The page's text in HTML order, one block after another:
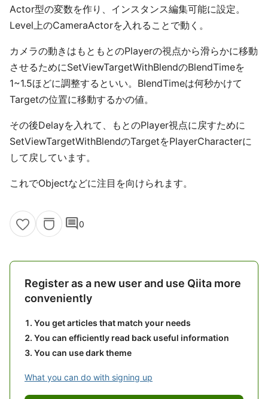
Actor型の変数を作り、インスタンス編集可能に設定。
Level上のCameraActorを入れることで動く。
カメラの動きはもともとのPlayerの視点から滑らかに移動
させるためにSetViewTargetWithBlendのBlendTimeを
1~1.5ほどに調整するといい。BlendTimeは何秒かけて
Targetの位置に移動するかの値。
その後Delayを入れて、もとのPlayer視点に戻すために
SetViewTargetWithBlendのTargetをPlayerCharacterに
して戻しています。
これでObjectなどに注目を向けられます。
comment0
Register as a new user and use Qiita more
conveniently
You get articles that match your needs
You can efficiently read back useful information
You can use dark theme
What you can do with signing up